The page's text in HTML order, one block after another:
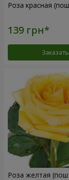
Роза красная
Заказать
Роза желтая